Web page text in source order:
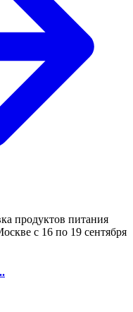
продуктов питания
с 16 по 19 сентября